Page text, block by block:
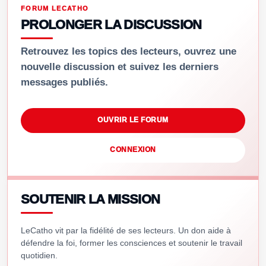
FORUM LECATHO
PROLONGER LA DISCUSSION
Retrouvez les topics des lecteurs, ouvrez une
nouvelle discussion et suivez les derniers
messages publiés.
OUVRIR LE FORUM
CONNEXION
SOUTENIR LA MISSION
LeCatho vit par la fidélité de ses lecteurs. Un don aide à
défendre la foi, former les consciences et soutenir le travail
quotidien.